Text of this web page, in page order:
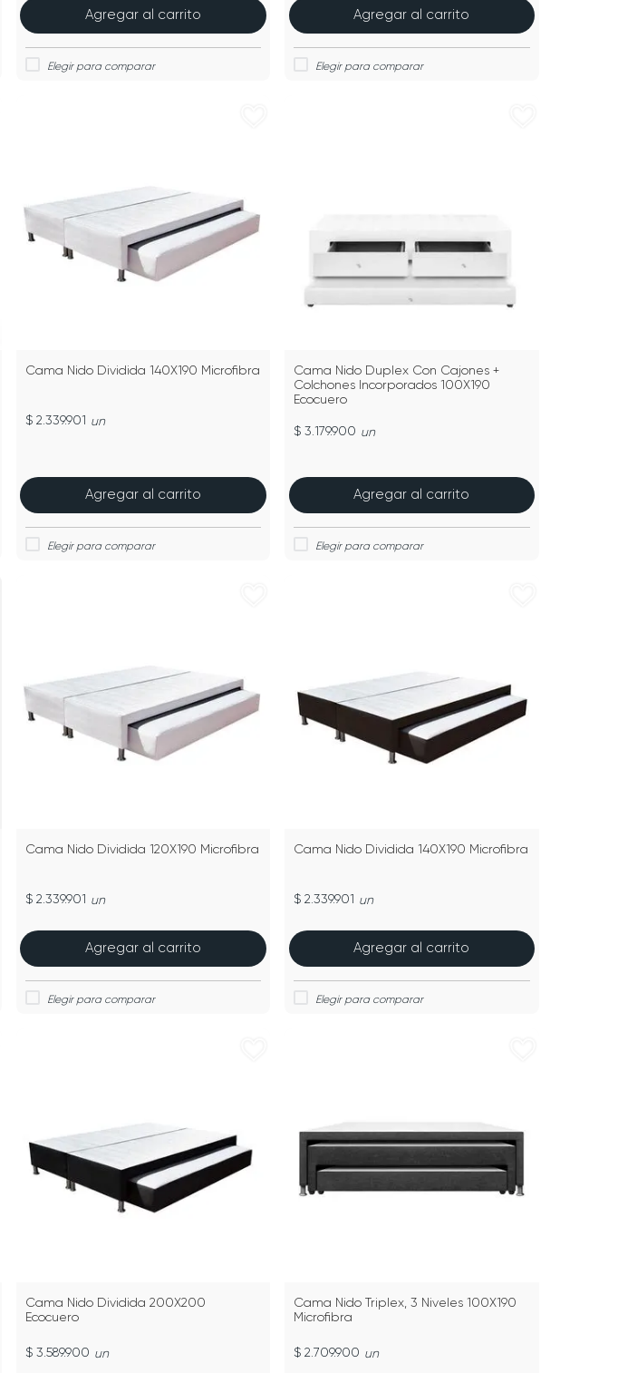
Agregar al carrito Agregar al carrito
Cama Nido Dividida 140X190 Microfibra
$ 2.339.901 un
Agregar al carrito
Cama Nido Duplex Con Cajones +
Colchones Incorporados 100X190
Ecocuero
$ 3.179.900 un
Agregar al carrito
Cama Nido Dividida 120X190 Microfibra
$ 2.339.901 un
Agregar al carrito
Cama Nido Dividida 140X190 Microfibra
$ 2.339.901 un
Agregar al carrito
Cama Nido Dividida 200X200
Ecocuero
$ 3.589.900 un
Cama Nido Triplex, 3 Niveles 100X190
Microfibra
$ 2.709.900 un